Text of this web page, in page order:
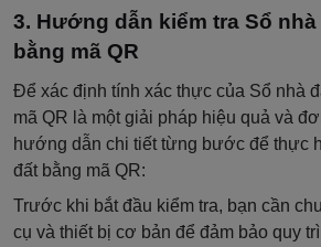
Hướng dẫn kiểm tra Sổ
bằng mã QR
Để xác định tính xác thực của Sổ nhà
mã QR là một giải pháp hiệu quả và
hướng dẫn chi tiết từng bước để thực
đất bằng mã QR:
Trước khi bắt đầu kiểm tra, bạn cần
cụ và thiết bị cơ bản để đảm bảo quy